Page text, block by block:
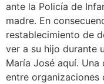
ante la Policía de
madre. En
restablecimiento de
ver a su hijo durante
María José aquí. Una
entre organizaciones